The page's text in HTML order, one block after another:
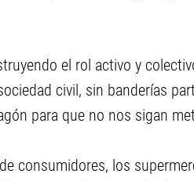
el rol activo y
civil, sin banderías
para que no nos sigan
consumidores, los